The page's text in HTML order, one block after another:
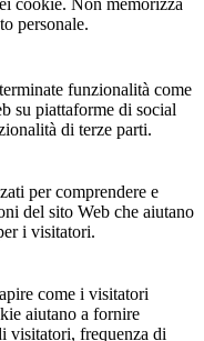
personale.
funzionalità come
su piattaforme di social
di terze parti.
per comprendere e
del sito Web che aiutano
i visitatori.
come i visitatori
aiutano a fornire
visitatori, frequenza di